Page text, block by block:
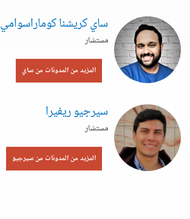
ساي كريشنا كوماراسوامي
مستشار
المزيد من المدونات من ساي
سيرجيو ريفيرا
مستشار
المزيد من المدونات من سيرجيو